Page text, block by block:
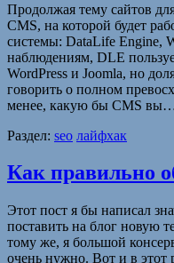
Продолжая тему сайтов
CMS, на которой будет
системы: DataLife Engine,
наблюдениям, DLE
WordPress и Joomla, но
говорить о полном
менее, какую бы CMS
Раздел: seo лайфхак
Как правильно
Этот пост я бы написал
поставить на блог новую
тому же, я большой
очень нужно. Вот и в этот